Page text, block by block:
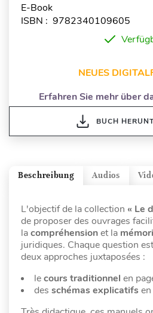
E-Book
ISBN : 9782340109605
NEUES
Erfahren Sie mehr über
BUCH
Audios
Beschreibung
L'objectif de la collection « Le
de proposer des ouvrages
lacompréhensionet la
juridiques. Chaque question
deux approches juxtaposées :
lecours traditionnel en
des schémas explicatifs